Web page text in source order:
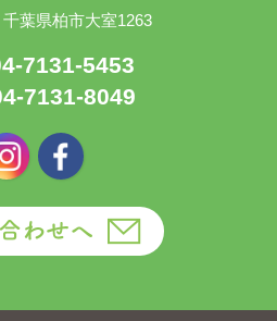
千葉県柏市大室1263
7131-5453
7131-8049